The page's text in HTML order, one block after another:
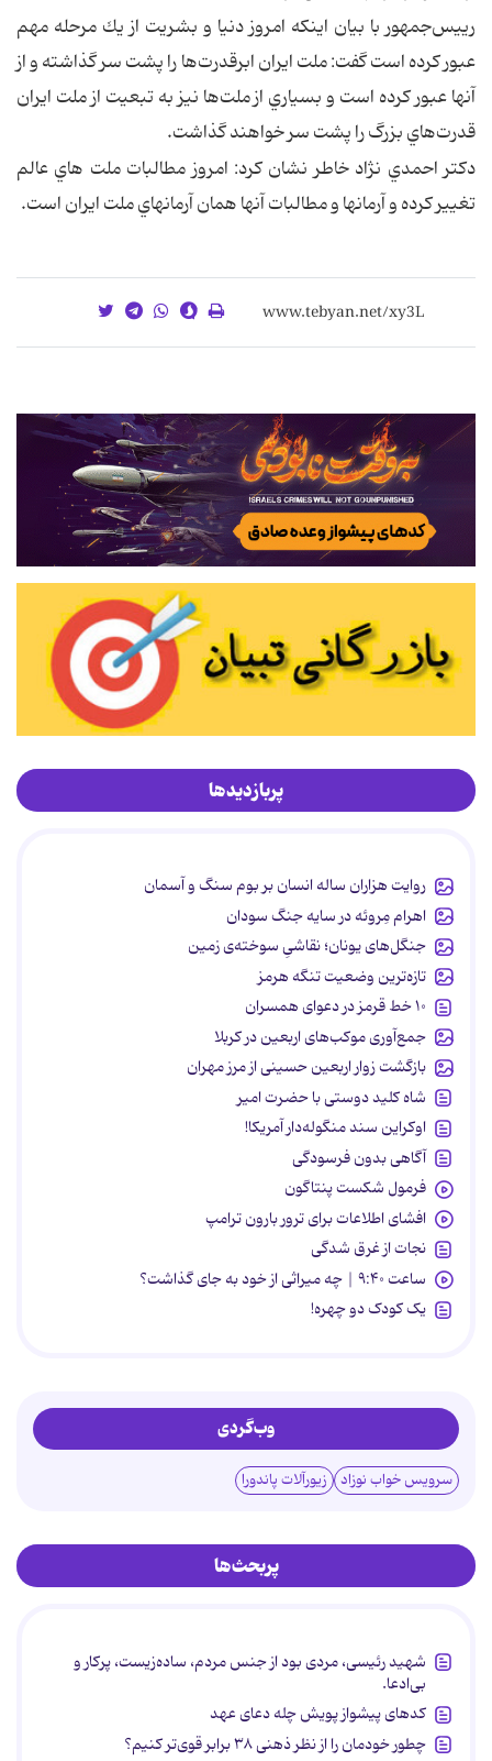
رييس‌جمهور با بيان اينكه امروز دنيا و بشريت از يك مرحله مهم
عبور كرده است گفت: ملت ايران ابرقدرت‌ها را پشت سر گذاشته و از
آنها عبور كرده است و بسياري از ملت‌ها نيز به تبعيت از ملت ايران
قدرت‌هاي بزرگ را پشت سر خواهند گذاشت.
دکتر احمدي نژاد خاطر نشان کرد: امروز مطالبات ملت هاي عالم
تغيير کرده و آرمانها و مطالبات آنها همان آرمانهاي ملت ايران است.
پربازدیدها
روایت هزاران ساله انسان بر بوم سنگ و آسمان
اهرام مِروئه در سایه جنگ سودان
جنگل‌های یونان؛ نقاشیِ سوخته‌ی زمین
تازه‌ترین وضعیت تنگه هرمز
۱۰ خط قرمز در دعوای همسران
جمع‌آوری موکب‌های اربعین در کربلا
بازگشت زوار اربعین حسینی از مرز مهران
شاه کلید دوستی با حضرت امیر
اوکراین سند منگوله‌دار آمریکا!
آگاهی بدون فرسودگی
فرمول شکست پنتاگون
افشای اطلاعات برای ترور بارون ترامپ
نجات از غرق شدگی
ساعت ۹:۴۰ | چه میراثی از خود به جای گذاشت؟
یک کودک دو چهره!
وب‌گردی
سرویس خواب نوزاد زیورآلات پاندورا
پربحث‌ها
شهید رئیسی، مردی بود از جنس مردم، ساده‌زیست، پرکار و
بی‌ادعا.
کدهای پیشواز پویش چله دعای عهد
چطور خودمان را از نظر ذهنی ۳۸ برابر قوی‌تر کنیم؟